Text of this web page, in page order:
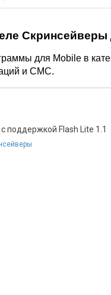
Скринсейверы
для Mobile в
и СМС.
поддержкой Flash Lite 1.1